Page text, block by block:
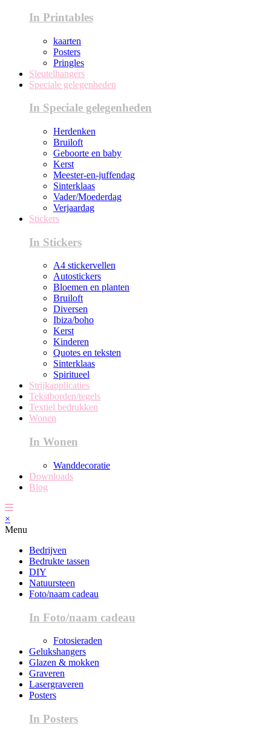
In Printables
kaarten
Posters
Pringles
Sleutelhangers
Speciale gelegenheden
In Speciale gelegenheden
Herdenken
Bruiloft
Geboorte en baby
Kerst
Meester-en-juffendag
Sinterklaas
Vader/Moederdag
Verjaardag
Stickers
In Stickers
A4 stickervellen
Autostickers
Bloemen en planten
Bruiloft
Diversen
Ibiza/boho
Kerst
Kinderen
Quotes en teksten
Sinterklaas
Spiritueel
Strijkapplicaties
Tekstborden/tegels
Textiel bedrukken
Wonen
In Wonen
Wanddecoratie
Downloads
Blog
×
Menu
Bedrijven
Bedrukte tassen
DIY
Natuursteen
Foto/naam cadeau
In Foto/naam cadeau
Fotosieraden
Gelukshangers
Glazen & mokken
Graveren
Lasergraveren
Posters
In Posters